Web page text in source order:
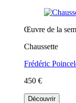
Œuvre de la
Chaussette
Frédéric
450 €
Découvrir